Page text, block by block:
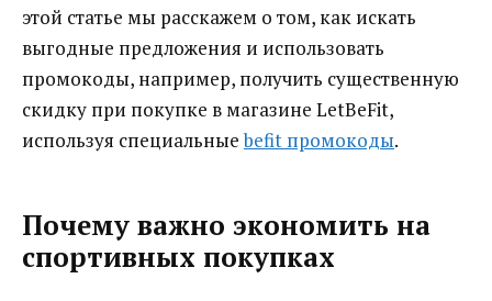
этой статье мы расскажем о том, как искать
выгодные предложения и использовать
промокоды, например, получить существенную
скидку при покупке в магазине LetBeFit,
используя специальныеbefit промокоды.
Почему важно экономить на
спортивных покупках